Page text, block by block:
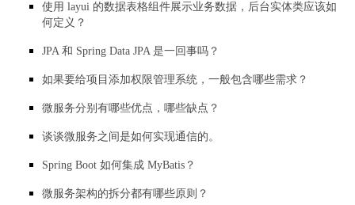
使用 layui 的数据表格组件展示业务数据，后台实体类应该如
何定义？
JPA 和 Spring Data JPA 是一回事吗？
如果要给项目添加权限管理系统，一般包含哪些需求？
微服务分别有哪些优点，哪些缺点？
谈谈微服务之间是如何实现通信的。
Spring Boot 如何集成 MyBatis？
微服务架构的拆分都有哪些原则？